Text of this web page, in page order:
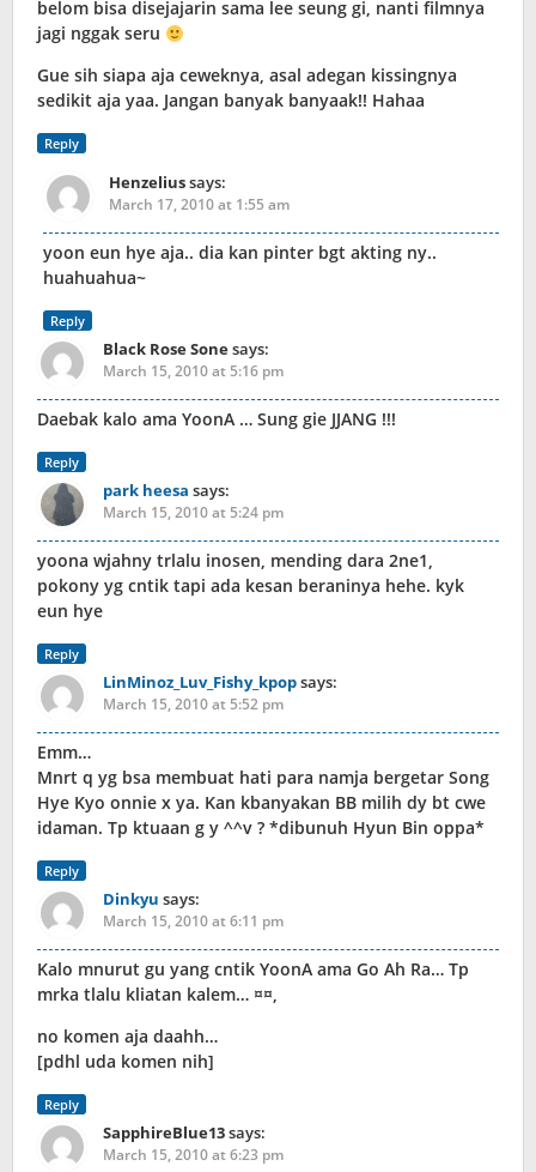
belom bisa disejajarin sama lee seung gi, nanti filmnya
jagi nggak seru
Gue sih siapa aja ceweknya, asal adegan kissingnya
sedikit aja yaa. Jangan banyak banyaak!! Hahaa
Reply
Henzeliussays:
March 17, 2010 at 1:55 am
yoon eun hye aja.. dia kan pinter bgt akting ny..
huahuahua~
Reply
Black Rose Sonesays:
March 15, 2010 at 5:16 pm
Daebak kalo ama YoonA … Sung gie JJANG !!!
Reply
park heesa says:
March 15, 2010 at 5:24 pm
yoona wjahny trlalu inosen, mending dara 2ne1,
pokony yg cntik tapi ada kesan beraninya hehe. kyk
eun hye
Reply
LinMinoz_Luv_Fishy_kpopsays:
March 15, 2010 at 5:52 pm
Emm…
Mnrt q yg bsa membuat hati para namja bergetar Song
Hye Kyo onnie x ya. Kan kbanyakan BB milih dy bt cwe
idaman. Tp ktuaan g y ^^v ? *dibunuh Hyun Bin oppa*
Reply
Dinkyu says:
March 15, 2010 at 6:11 pm
Kalo mnurut gu yang cntik YoonA ama Go Ah Ra… Tp
mrka tlalu kliatan kalem… ¤¤,
no komen aja daahh…
[pdhl uda komen nih]
Reply
SapphireBlue13says:
March 15, 2010 at 6:23 pm